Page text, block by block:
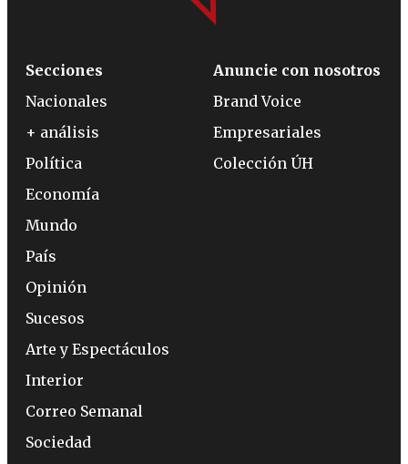
Secciones
Nacionales
+ análisis
Política
Economía
Mundo
País
Opinión
Sucesos
Arte y Espectáculos
Interior
Correo Semanal
Sociedad
Anuncie con nosotros
Brand Voice
Empresariales
Colección ÚH